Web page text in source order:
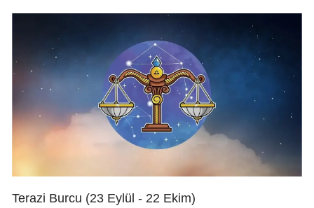
Terazi Burcu (23 Eylül - 22 Ekim)